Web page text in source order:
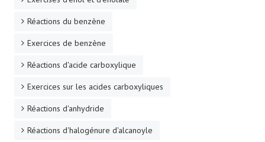
Réactions du benzène
Exercices de benzène
Réactions d'acide carboxylique
Exercices sur les acides carboxyliques
Réactions d'anhydride
Réactions d'halogénure d'alcanoyle